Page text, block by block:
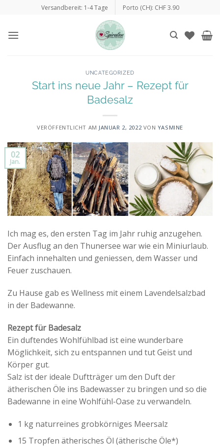
springen
Versandbereit: 1-4 Tage Porto (CH): CHF 3.90
UNCATEGORIZED
Start ins neue Jahr – Rezept für
Badesalz
VERÖFFENTLICHT AM JANUAR 2, 2022 VON YASMINE
02
Jan.
Ich mag es, den ersten Tag im Jahr ruhig anzugehen.
Der Ausflug an den Thunersee war wie ein Miniurlaub.
Einfach innehalten und geniessen, dem Wasser und
Feuer zuschauen.
Zu Hause gab es Wellness mit einem Lavendelsalzbad
in der Badewanne.
Rezept für Badesalz
Ein duftendes Wohlfühlbad ist eine wunderbare
Möglichkeit, sich zu entspannen und tut Geist und
Körper gut.
Salz ist der ideale Duftträger um den Duft der
ätherischen Öle ins Badewasser zu bringen und so die
Badewanne in eine Wohlfühl-Oase zu verwandeln.
1 kg naturreines grobkörniges Meersalz
15 Tropfen ätherisches Öl (ätherische Öle*)